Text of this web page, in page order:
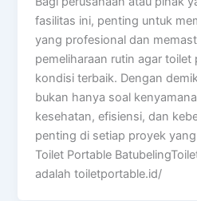
fasilitas ini, penting untuk
yang profesional dan
pemeliharaan rutin agar toilet
kondisi terbaik. Dengan
bukan hanya soal
kesehatan, efisiensi, dan
penting di setiap proyek
Toilet Portable
adalah toiletportable.id/